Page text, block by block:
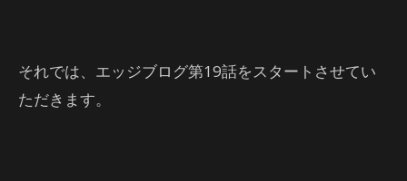
それでは、エッジブログ第19話をスタートさせてい
ただきます。